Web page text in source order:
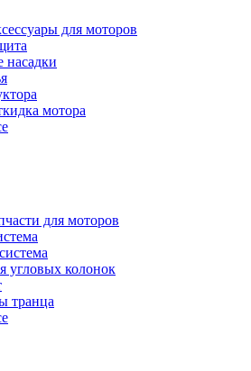
для моторов
насадки
мотора
для моторов
угловых колонок
транца